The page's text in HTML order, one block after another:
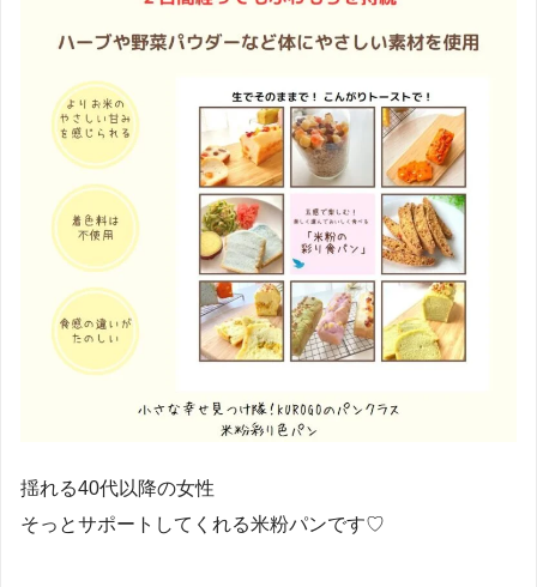
揺れる40代以降の女性
そっとサポートしてくれる米粉パンです♡